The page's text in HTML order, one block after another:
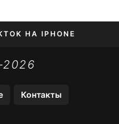
НА IPHONE
Контакты